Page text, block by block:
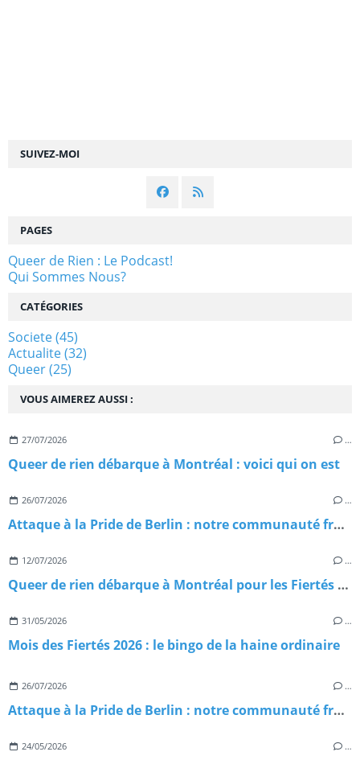
SUIVEZ-MOI
VOUS AIMEREZ AUSSI :
27/07/2026 …
Queer de rien débarque à Montréal : voici qui on est
26/07/2026 …
Attaque à la Pride de Berlin : notre communauté frappée en plein cœur du Christopher Street Day 2026
12/07/2026 …
Queer de rien débarque à Montréal pour les Fiertés Montréal 2026 : on vous emmène avec nous
31/05/2026 …
Mois des Fiertés 2026 : le bingo de la haine ordinaire
26/07/2026 …
Attaque à la Pride de Berlin : notre communauté frappée en plein cœur du Christopher Street Day 2026
24/05/2026 …
PAGES
Queer de Rien : Le Podcast!
Qui Sommes Nous?
CATÉGORIES
Societe(45)
Actualite(32)
Queer(25)